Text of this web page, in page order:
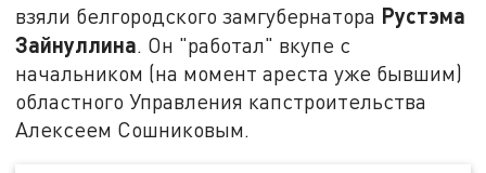
взяли белгородского замгубернатора Рустэма
Зайнуллина. Он "работал" вкупе с
начальником (на момент ареста уже бывшим)
областного Управления капстроительства
Алексеем Сошниковым.